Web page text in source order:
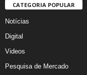
CATEGORIA POPULAR
Notícias
Digital
Videos
Pesquisa de Mercado